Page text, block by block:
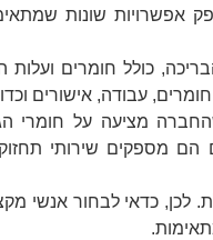
אפשרויות שונות
כולל חומרים ועלות
עבודה, אישורים
מציעה על חומרי
מספקים שירותי
כדאי לבחור אנשי